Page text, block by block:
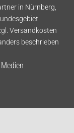
in Nürnberg,
Versandkosten
beschrieben